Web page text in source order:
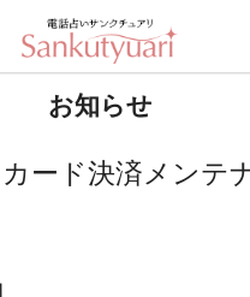
らせ› クレジットカード決済メンテナ
お知らせ
ード決済メンテ